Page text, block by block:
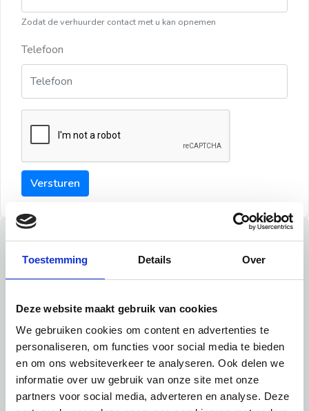
Toestemming Details Over
Deze website maakt gebruik van cookies
We gebruiken cookies om content en advertenties te
personaliseren, om functies voor social media te bieden
en om ons websiteverkeer te analyseren. Ook delen we
informatie over uw gebruik van onze site met onze
partners voor social media, adverteren en analyse. Deze
Zodat de verhuurder contact met u kan opnemen
Telefoon
Versturen
Tips
Tip 1:
Schrijf een duidelijke introductie en geef de volgende
informatie mee:
Ben je student, werkachtig of werkzoekend